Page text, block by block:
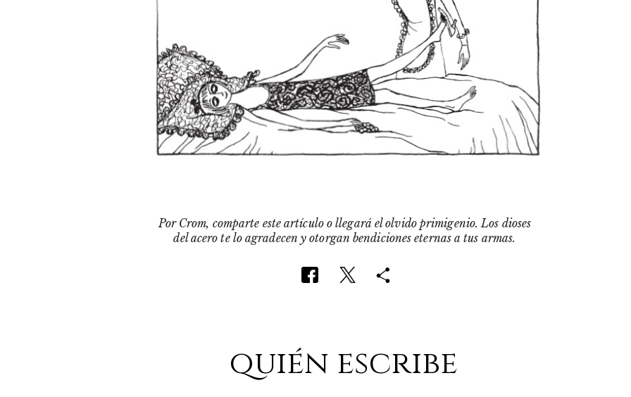
Por Crom, comparte este artículo o llegará el olvido primigenio. Los dioses
del acero te lo agradecen y otorgan bendiciones eternas a tus armas.
quién escribe